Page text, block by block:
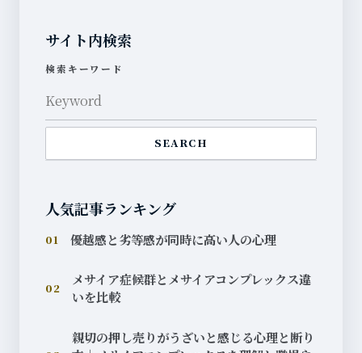
サイト内検索
検索キーワード
SEARCH
人気記事ランキング
01 優越感と劣等感が同時に高い人の心理
02
メサイア症候群とメサイアコンプレックス違
いを比較
親切の押し売りがうざいと感じる心理と断り